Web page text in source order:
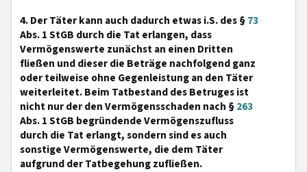
4. Der Täter kann auch dadurch etwas i.S. des §73
Abs. 1 StGB durch die Tat erlangen, dass
Vermögenswerte zunächst an einen Dritten
fließen und dieser die Beträge nachfolgend ganz
oder teilweise ohne Gegenleistung an den Täter
weiterleitet. Beim Tatbestand des Betruges ist
nicht nur der den Vermögensschaden nach §263
Abs. 1 StGB begründende Vermögenszufluss
durch die Tat erlangt, sondern sind es auch
sonstige Vermögenswerte, die dem Täter
aufgrund der Tatbegehung zufließen.